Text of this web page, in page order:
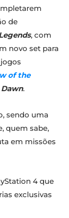
de
, com
novo set para
of the
.
sendo uma
quem sabe,
em missões
4 que
exclusivas